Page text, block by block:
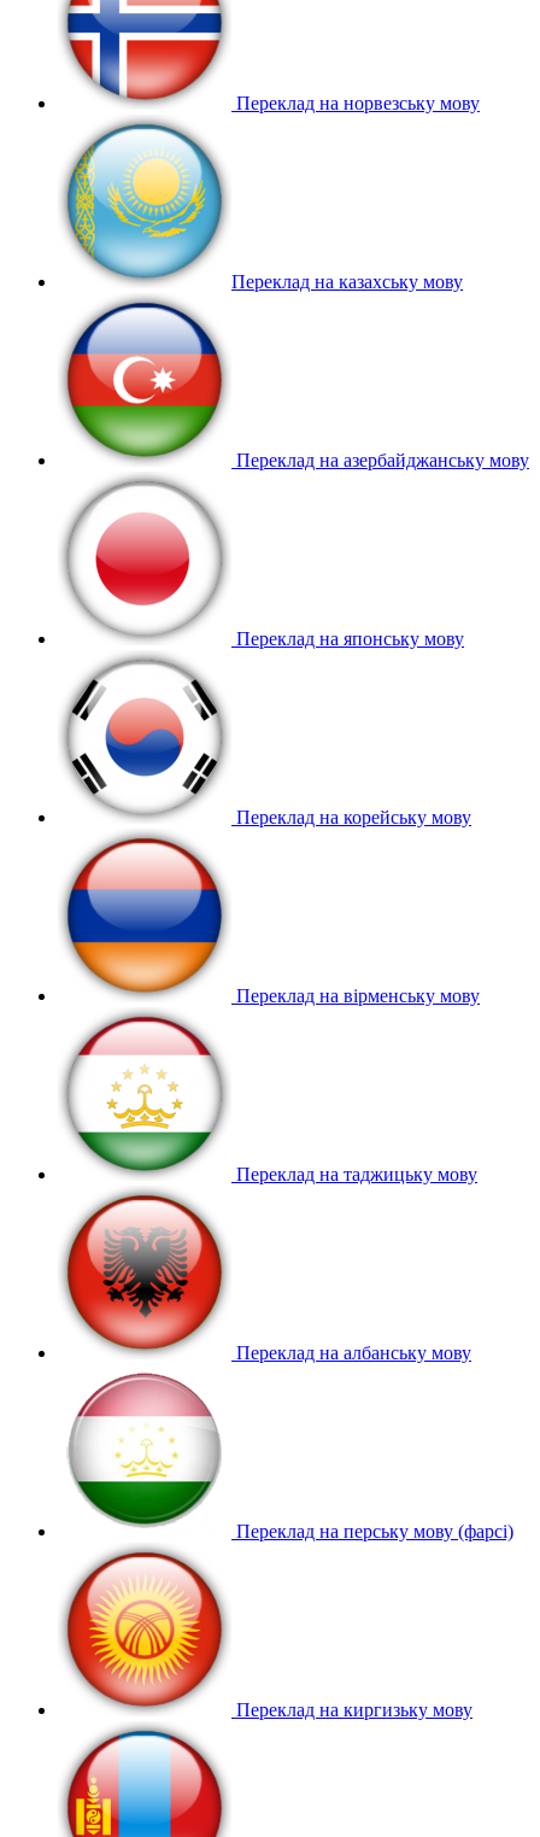
Переклад на норвезську мову
Переклад на казахську мову
Переклад на азербайджанську мову
Переклад на японську мову
Переклад на корейську мову
Переклад на вірменську мову
Переклад на таджицьку мову
Переклад на албанську мову
Переклад на перську мову (фарсі)
Переклад на киргизьку мову